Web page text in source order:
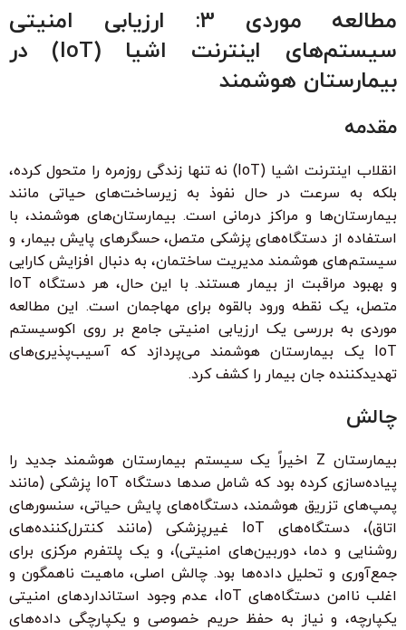
مطالعه موردی 3: ارزیابی امنیتی
سیستم‌های اینترنت اشیا (IoT) در
بیمارستان هوشمند
مقدمه
انقلاب اینترنت اشیا (IoT) نه تنها زندگی روزمره را متحول کرده،
بلکه به سرعت در حال نفوذ به زیرساخت‌های حیاتی مانند
بیمارستان‌ها و مراکز درمانی است. بیمارستان‌های هوشمند، با
استفاده از دستگاه‌های پزشکی متصل، حسگرهای پایش بیمار، و
سیستم‌های هوشمند مدیریت ساختمان، به دنبال افزایش کارایی
و بهبود مراقبت از بیمار هستند. با این حال، هر دستگاه IoT
متصل، یک نقطه ورود بالقوه برای مهاجمان است. این مطالعه
موردی به بررسی یک ارزیابی امنیتی جامع بر روی اکوسیستم
IoT یک بیمارستان هوشمند می‌پردازد که آسیب‌پذیری‌های
تهدیدکننده جان بیمار را کشف کرد.
چالش
بیمارستان Z اخیراً یک سیستم بیمارستان هوشمند جدید را
پیاده‌سازی کرده بود که شامل صدها دستگاه IoT پزشکی (مانند
پمپ‌های تزریق هوشمند، دستگاه‌های پایش حیاتی، سنسورهای
اتاق)، دستگاه‌های IoT غیرپزشکی (مانند کنترل‌کننده‌های
روشنایی و دما، دوربین‌های امنیتی)، و یک پلتفرم مرکزی برای
جمع‌آوری و تحلیل داده‌ها بود. چالش اصلی، ماهیت ناهمگون و
اغلب ناامن دستگاه‌های IoT، عدم وجود استانداردهای امنیتی
یکپارچه، و نیاز به حفظ حریم خصوصی و یکپارچگی داده‌های